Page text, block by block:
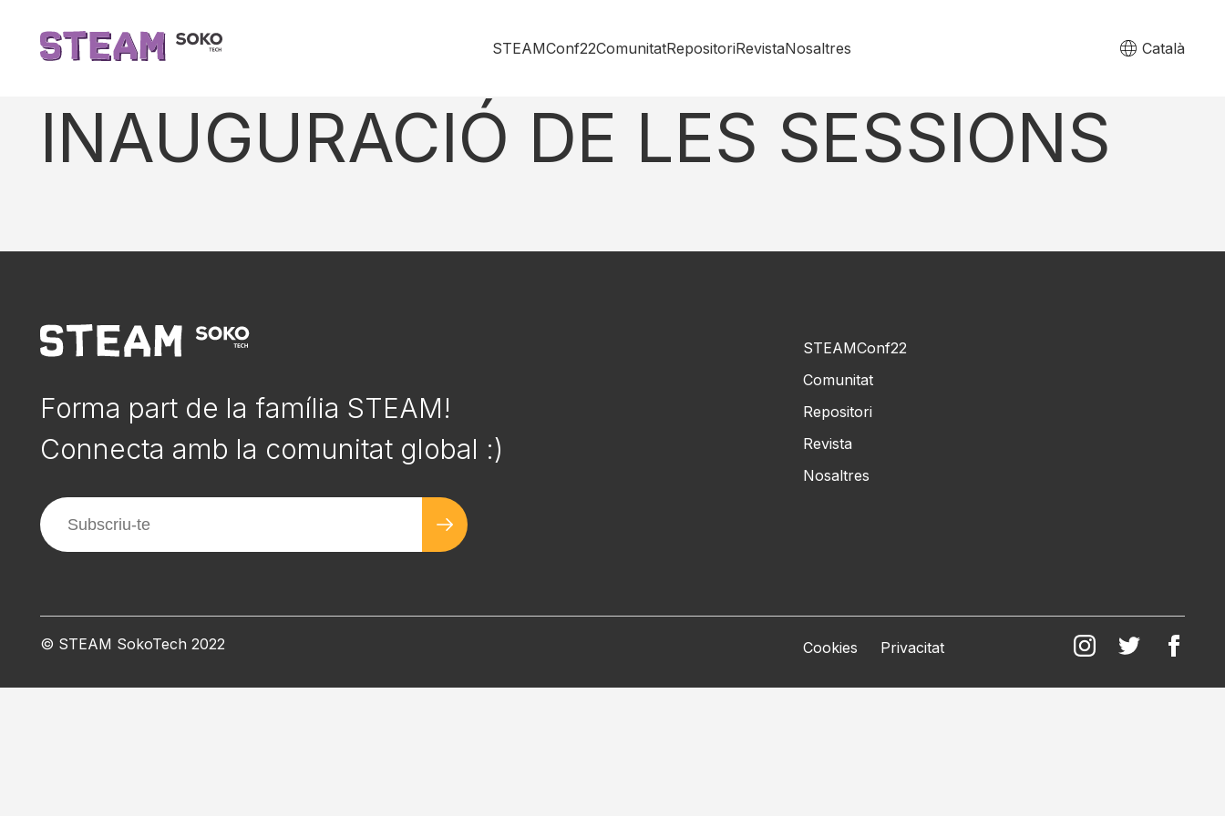
STEAMConf22ComunitatRepositoriRevistaNosaltres Català
INAUGURACIÓ DE LES SESSIONS
Forma part de la família STEAM!
Connecta amb la comunitat global :)
STEAMConf22
Comunitat
Repositori
Revista
Nosaltres
© STEAM SokoTech 2022 Cookies Privacitat